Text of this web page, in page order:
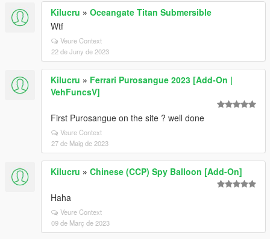
Kilucru » Oceangate Titan Submersible
Wtf
Veure Context
22 de Juny de 2023
Kilucru » Ferrari Purosangue 2023 [Add-On |
VehFuncsV]
First Purosangue on the site ? well done
Veure Context
27 de Maig de 2023
Kilucru » Chinese (CCP) Spy Balloon [Add-On]
Haha
Veure Context
09 de Març de 2023